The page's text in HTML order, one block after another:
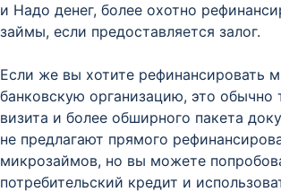
и Надо денег, более охотно
займы, если предоставляется залог.
Если же вы хотите рефинансировать
банковскую организацию, это обычно
визита и более обширного пакета
не предлагают прямого
микрозаймов, но вы можете
потребительский кредит и